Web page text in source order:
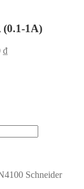
(0.1-1A)
₫
Schneider